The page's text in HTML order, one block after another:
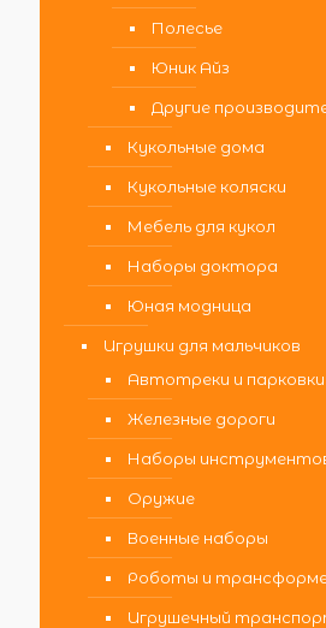
Полесье
Юник Айз
Другие
Кукольные дома
Кукольные коляски
Мебель для кукол
Наборы доктора
Юная модница
Игрушки для мальчиков
Автотреки и парковки
Железные дороги
Наборы
Оружие
Военные наборы
Роботы и
Игрушечный